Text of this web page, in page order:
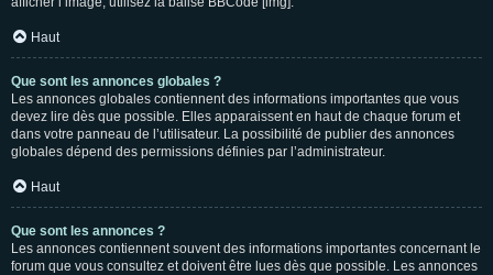
Haut
Que sont les annonces globales ?
Les annonces globales contiennent des informations importantes que vous
devez lire dès que possible. Elles apparaissent en haut de chaque forum et
dans votre panneau de l’utilisateur. La possibilité de publier des annonces
globales dépend des permissions définies par l’administrateur.
Haut
Que sont les annonces ?
Les annonces contiennent souvent des informations importantes concernant le
forum que vous consultez et doivent être lues dès que possible. Les annonces